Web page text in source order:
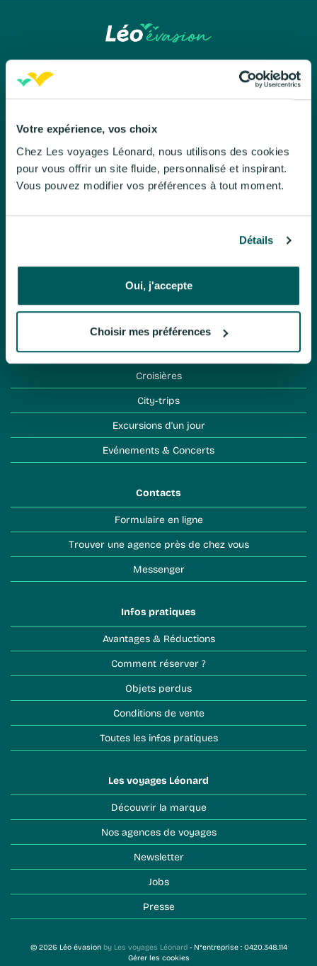
Votre expérience, vos choix
Chez Les voyages Léonard, nous utilisons des cookies
pour vous offrir un site fluide, personnalisé et inspirant.
Vous pouvez modifier vos préférences à tout moment.
Détails
Oui, j'accepte
Choisir mes préférences
Léo évasion
À propos de Léo évasion
Nos engagements
Circuits accompagnés
Séjours à l'hôtel
Croisières
City-trips
Excursions d'un jour
Evénements & Concerts
Contacts
Formulaire en ligne
Trouver une agence près de chez vous
Messenger
Infos pratiques
Avantages & Réductions
Comment réserver ?
Objets perdus
Conditions de vente
Toutes les infos pratiques
Les voyages Léonard
Découvrir la marque
Nos agences de voyages
Newsletter
Jobs
Presse
© 2026 Léo évasion by Les voyages Léonard- N°entreprise : 0420.348.114
Gérer les cookies